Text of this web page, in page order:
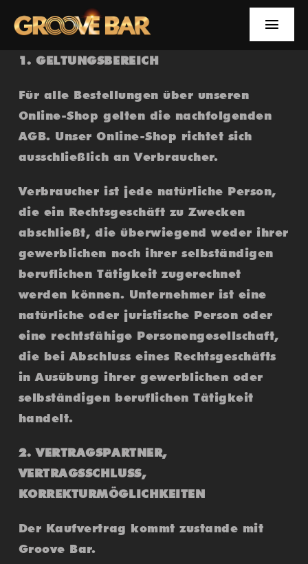
Inhalt
Toggle
EVENTS
NEWS
YOUTUBE
INFOS
SUCHE
FACEBOOK
YOUTUBE
1. GELTUNGSBEREICH
Für alle Bestellungen über unseren
Online-Shop gelten die nachfolgenden
AGB. Unser Online-Shop richtet sich
ausschließlich an Verbraucher.
Verbraucher ist jede natürliche Person,
die ein Rechtsgeschäft zu Zwecken
abschließt, die überwiegend weder ihrer
gewerblichen noch ihrer selbständigen
beruflichen Tätigkeit zugerechnet
werden können. Unternehmer ist eine
natürliche oder juristische Person oder
eine rechtsfähige Personengesellschaft,
die bei Abschluss eines Rechtsgeschäfts
in Ausübung ihrer gewerblichen oder
selbständigen beruflichen Tätigkeit
handelt.
2. VERTRAGSPARTNER,
VERTRAGSSCHLUSS,
KORREKTURMÖGLICHKEITEN
Der Kaufvertrag kommt zustande mit
Groove Bar.